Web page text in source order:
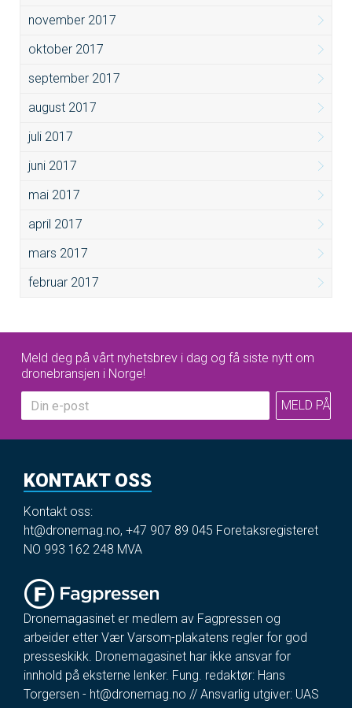
november 2017
oktober 2017
september 2017
august 2017
juli 2017
juni 2017
mai 2017
april 2017
mars 2017
februar 2017
Meld deg på vårt nyhetsbrev i dag og få siste nytt om
dronebransjen i Norge!
KONTAKT OSS
Kontakt oss:
ht@dronemag.no, +47 907 89 045 Foretaksregisteret
NO 993 162 248 MVA
Dronemagasinet er medlem av Fagpressen og
arbeider etter Vær Varsom-plakatens regler for god
presseskikk. Dronemagasinet har ikke ansvar for
innhold på eksterne lenker. Fung. redaktør: Hans
Torgersen - ht@dronemag.no // Ansvarlig utgiver: UAS